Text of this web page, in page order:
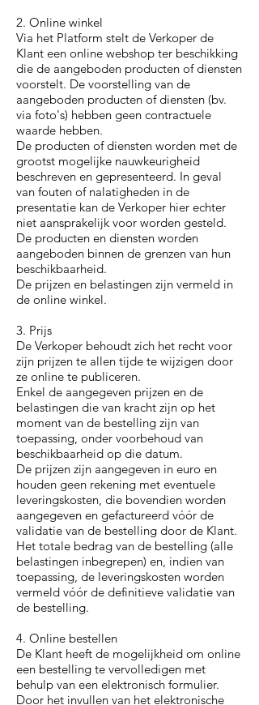
2. Online winkel
Via het Platform stelt de Verkoper de
Klant een online webshop ter beschikking
die de aangeboden producten of diensten
voorstelt. De voorstelling van de
aangeboden producten of diensten (bv.
via foto's) hebben geen contractuele
waarde hebben.
De producten of diensten worden met de
grootst mogelijke nauwkeurigheid
beschreven en gepresenteerd. In geval
van fouten of nalatigheden in de
presentatie kan de Verkoper hier echter
niet aansprakelijk voor worden gesteld.
De producten en diensten worden
aangeboden binnen de grenzen van hun
beschikbaarheid.
De prijzen en belastingen zijn vermeld in
de online winkel.
3. Prijs
De Verkoper behoudt zich het recht voor
zijn prijzen te allen tijde te wijzigen door
ze online te publiceren.
Enkel de aangegeven prijzen en de
belastingen die van kracht zijn op het
moment van de bestelling zijn van
toepassing, onder voorbehoud van
beschikbaarheid op die datum.
De prijzen zijn aangegeven in euro en
houden geen rekening met eventuele
leveringskosten, die bovendien worden
aangegeven en gefactureerd vóór de
validatie van de bestelling door de Klant.
Het totale bedrag van de bestelling (alle
belastingen inbegrepen) en, indien van
toepassing, de leveringskosten worden
vermeld vóór de definitieve validatie van
de bestelling.
4. Online bestellen
De Klant heeft de mogelijkheid om online
een bestelling te vervolledigen met
behulp van een elektronisch formulier.
Door het invullen van het elektronische